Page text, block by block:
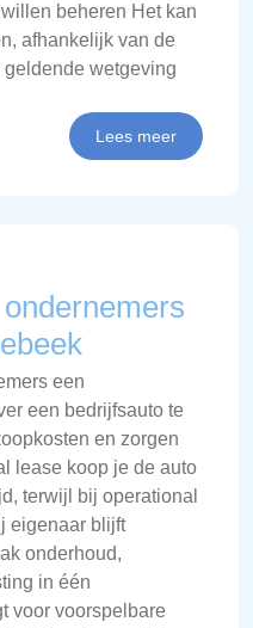
beheren Het kan
afhankelijk van de
wetgeving
Lees meer
een
een bedrijfsauto te
en zorgen
lease koop je de auto
terwijl bij operational
eigenaar blijft
onderhoud,
in één
voor voorspelbare